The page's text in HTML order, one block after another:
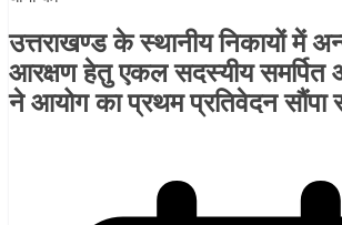
उत्तराखण्ड के स्थानीय निकायों में
आरक्षण हेतु एकल सदस्यीय समर्पित
ने आयोग का प्रथम प्रतिवेदन सौंपा